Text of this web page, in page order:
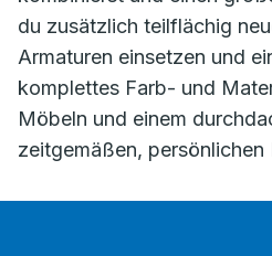
du zusätzlich teilflächig
Armaturen einsetzen und
komplettes Farb- und
Möbeln und einem
zeitgemäßen,